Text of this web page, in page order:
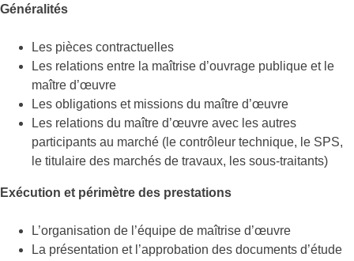
Généralités
Les pièces contractuelles
Les relations entre la maîtrise d’ouvrage publique et le
maître d’œuvre
Les obligations et missions du maître d’œuvre
Les relations du maître d’œuvre avec les autres
participants au marché (le contrôleur technique, le SPS,
le titulaire des marchés de travaux, les sous-traitants)
Exécution et périmètre des prestations
L’organisation de l’équipe de maîtrise d’œuvre
La présentation et l’approbation des documents d’étude